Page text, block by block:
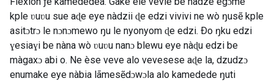
kple ʋuʋu sue aɖe eye nàdzii ɖe edzi vivivi ne wò ŋusẽ kple
asitɔtrɔ le nɔnɔmewo ŋu le nyonyom ɖe edzi. Ðo ŋku edzi
ɣesiaɣi be nàna wò ʋuʋu nanɔ blewu eye nàɖu edzi be
màgaxɔ abi o. Ne èse veve alo vevesese aɖe la, dzudzɔ
enumake eye nàbia lãmesẽdɔwɔla alo kamedede ŋuti